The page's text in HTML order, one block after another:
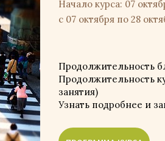
Начало курса: 07
с 07 октября по 28
Продолжительность
Продолжительность
занятия)
Узнать подробнее и